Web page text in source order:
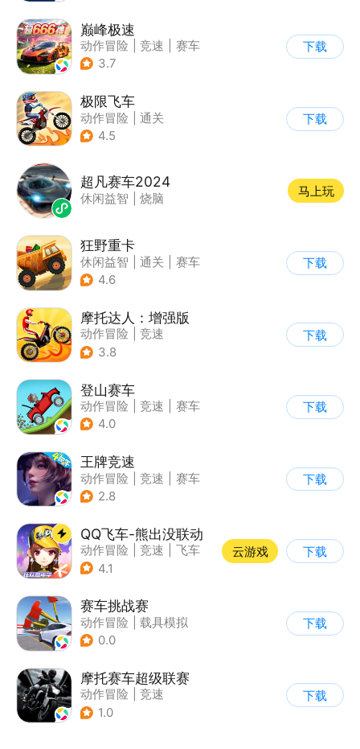
巅峰极速
动作冒险 竞速
赛车
| 漂移
3.7
下载
极限飞车
动作冒险
通关
| 摩托车
4.5
下载
超凡赛车2024
休闲益智 烧脑
马上玩
狂野重卡
休闲益智 通关
赛车
4.6
下载
摩托达人：增强版
动作冒险
竞速
| 摩托车
3.8
下载
登山赛车
动作冒险 竞速
赛车
| 卡通
4.0
下载
王牌竞速
动作冒险 竞速
赛车
| 漂移
2.8
下载
QQ飞车-熊出没联动
动作冒险 竞速
飞车
| 漂移
4.1
云游戏 下载
赛车挑战赛
动作冒险
载具模拟
| 汽车
0.0
下载
摩托赛车超级联赛
动作冒险
竞速
| 摩托车
1.0
下载